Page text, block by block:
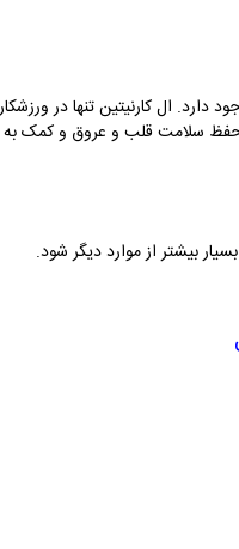
دارد. ال کارنیتین تنها در
سلامت قلب و عروق و کمک
بیشتر از موارد دیگر شود.